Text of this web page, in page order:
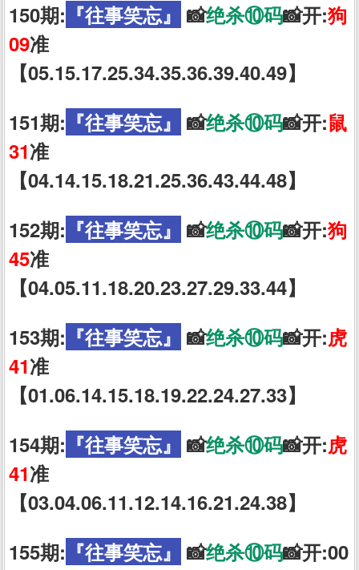
150期: 『往事笑忘』 📸绝杀⑩码📸开:狗
09准
【05.15.17.25.34.35.36.39.40.49】
151期: 『往事笑忘』 📸绝杀⑩码📸开:鼠
31准
【04.14.15.18.21.25.36.43.44.48】
152期: 『往事笑忘』 📸绝杀⑩码📸开:狗
45准
【04.05.11.18.20.23.27.29.33.44】
153期: 『往事笑忘』 📸绝杀⑩码📸开:虎
41准
【01.06.14.15.18.19.22.24.27.33】
154期: 『往事笑忘』 📸绝杀⑩码📸开:虎
41准
【03.04.06.11.12.14.16.21.24.38】
155期: 『往事笑忘』 📸绝杀⑩码📸开:00